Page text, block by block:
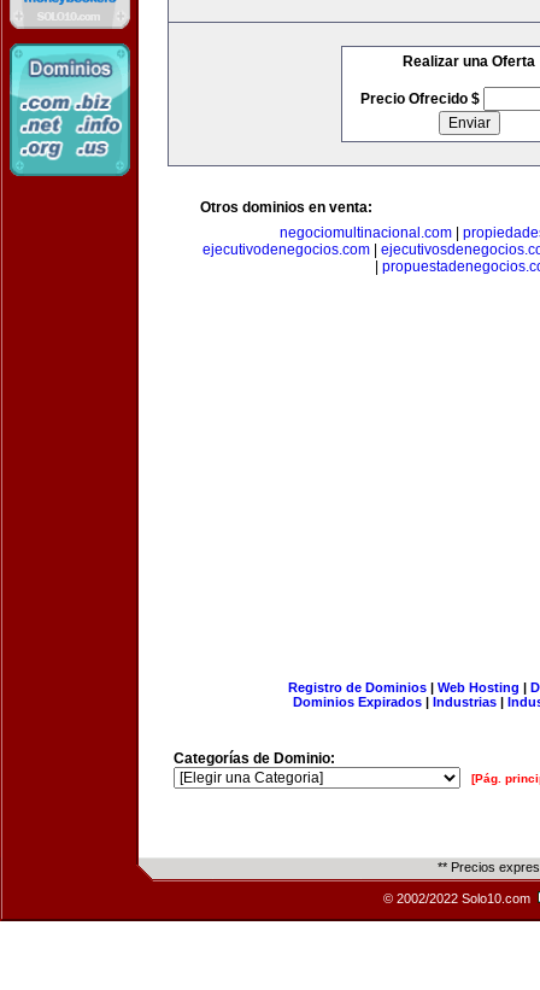
Realizar una Oferta
Precio Ofrecido $
Otros dominios en venta:
negociomultinacional.com
ejecutivodenegocios.com|
Registro de Dominios| Web Hosting |
Dominios Expirados | Industrias |
Categorías de Dominio:
[Pág.
** Precios
© 2002/2022 Solo10.com